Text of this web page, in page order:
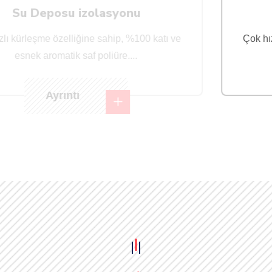
Havuz izolasyonu
Çok hızlı kürleşme özelliğine sahip, %100 katı ve
esnek aromatik saf poliüre....
Ayrıntı